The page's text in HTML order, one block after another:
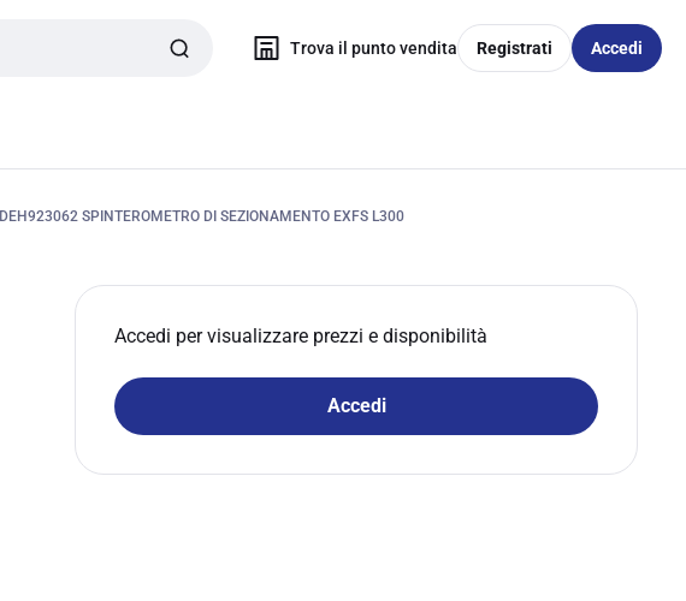
Trova il punto vendita Registrati Accedi
DEH923062 SPINTEROMETRO DI SEZIONAMENTO EXFS L300
Accedi per visualizzare prezzi e disponibilità
Accedi